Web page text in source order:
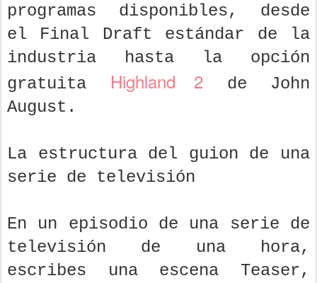
programas disponibles, desde
el Final Draft estándar de la
industria hasta la opción
gratuita Highland 2 de John
August.
La estructura del guion de una
serie de televisión
En un episodio de una serie de
televisión de una hora,
escribes una escena Teaser,